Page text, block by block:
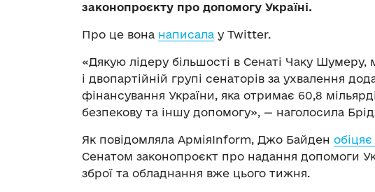
законопроєкту про допомогу Україні.
Про це вона написала у Twitter.
«Дякую лідеру більшості в Сенаті Чаку
і двопартійній групі сенаторів за ухвалення
фінансування України, яка отримає 60,8
безпекову та іншу допомогу», — наголосила
Як повідомляла АрміяInform, Джо Байден
Сенатом законопроєкт про надання допомоги
зброї та обладнання вже цього тижня.